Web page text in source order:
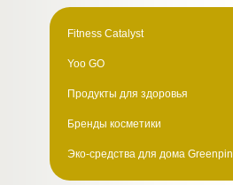
Fitness Catalyst
Yoo GO
Продукты для здоровья
Бренды косметики
Эко-средства для дома Greenpin